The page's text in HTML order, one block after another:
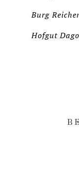
Burg
Hofgut